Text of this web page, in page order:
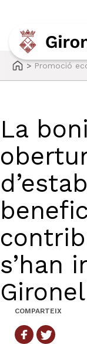
> Promoció
La
s’han
COMPARTEIX